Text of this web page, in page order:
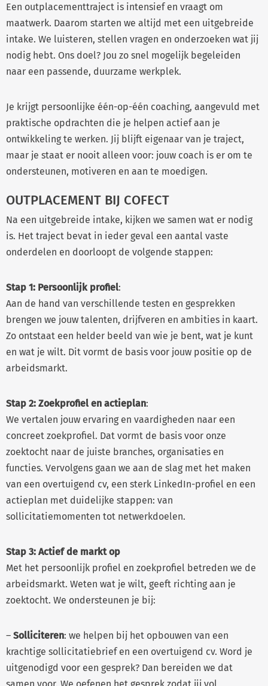
Een outplacementtraject is intensief en vraagt om
maatwerk. Daarom starten we altijd met een uitgebreide
intake. We luisteren, stellen vragen en onderzoeken wat jij
nodig hebt. Ons doel? Jou zo snel mogelijk begeleiden
naar een passende, duurzame werkplek.
Je krijgt persoonlijke één-op-één coaching, aangevuld met
praktische opdrachten die je helpen actief aan je
ontwikkeling te werken. Jij blijft eigenaar van je traject,
maar je staat er nooit alleen voor: jouw coach is er om te
ondersteunen, motiveren en aan te moedigen.
OUTPLACEMENT BIJ COFECT
Na een uitgebreide intake, kijken we samen wat er nodig
is. Het traject bevat in ieder geval een aantal vaste
onderdelen en doorloopt de volgende stappen:
Stap 1: Persoonlijk profiel:
Aan de hand van verschillende testen en gesprekken
brengen we jouw talenten, drijfveren en ambities in kaart.
Zo ontstaat een helder beeld van wie je bent, wat je kunt
en wat je wilt. Dit vormt de basis voor jouw positie op de
arbeidsmarkt.
Stap 2: Zoekprofiel en actieplan:
We vertalen jouw ervaring en vaardigheden naar een
concreet zoekprofiel. Dat vormt de basis voor onze
zoektocht naar de juiste branches, organisaties en
functies. Vervolgens gaan we aan de slag met het maken
van een overtuigend cv, een sterk LinkedIn-profiel en een
actieplan met duidelijke stappen: van
sollicitatiemomenten tot netwerkdoelen.
Stap 3: Actief de markt op
Met het persoonlijk profiel en zoekprofiel betreden we de
arbeidsmarkt. Weten wat je wilt, geeft richting aan je
zoektocht. We ondersteunen je bij:
– Solliciteren: we helpen bij het opbouwen van een
krachtige sollicitatiebrief en een overtuigend cv. Word je
uitgenodigd voor een gesprek? Dan bereiden we dat